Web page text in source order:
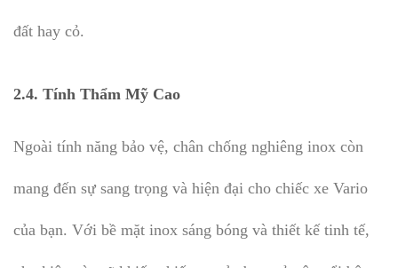
đất hay cỏ.
2.4. Tính Thẩm Mỹ Cao
Ngoài tính năng bảo vệ, chân chống nghiêng inox còn
mang đến sự sang trọng và hiện đại cho chiếc xe Vario
của bạn. Với bề mặt inox sáng bóng và thiết kế tinh tế,